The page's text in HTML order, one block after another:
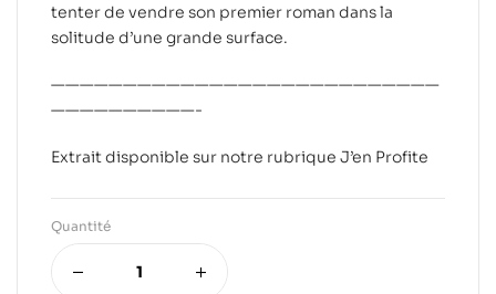
tenter de vendre son premier roman dans la
solitude d’une grande surface.
———————————————————————————
——————————-
Extrait disponible sur notre rubrique J’en Profite
Quantité